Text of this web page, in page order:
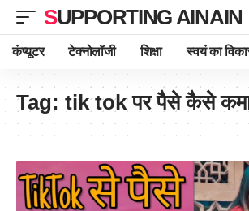
SUPPORTING AINAIN
कंप्यूटर टेक्नोलॉजी शिक्षा स्वयं का
Tag: tik tok पर पैसे कैसे